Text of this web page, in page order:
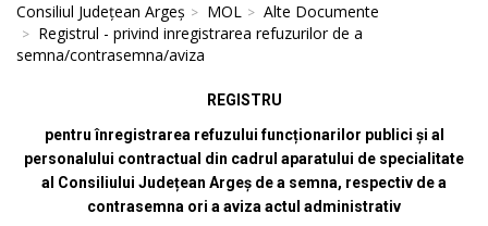
Consiliul Județean Argeș MOL
Alte Documente
Registrul - privind inregistrarea refuzurilor de a
semna/contrasemna/aviza
REGISTRU
pentru înregistrarea refuzului funcționarilor publici și al
personalului contractual din cadrul aparatului de specialitate
al Consiliului Județean Argeș de a semna, respectiv de a
contrasemna ori a aviza actul administrativ